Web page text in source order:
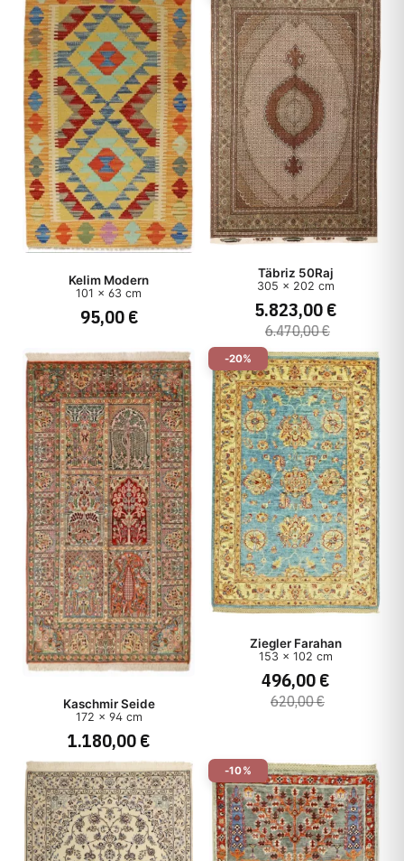
Kelim Modern
101 x 63 cm
95,00 €
Täbriz 50Raj
305 x 202 cm
5.823,00 €
6.470,00 €
Kaschmir Seide
172 x 94 cm
1.180,00 €
-20%
Ziegler Farahan
153 x 102 cm
496,00 €
620,00 €
-10%